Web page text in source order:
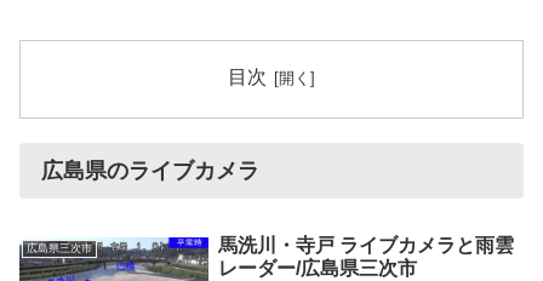
目次
広島県のライブカメラ
広島県三次市
馬洗川・寺戸 ライブカメラと雨雲
レーダー/広島県三次市